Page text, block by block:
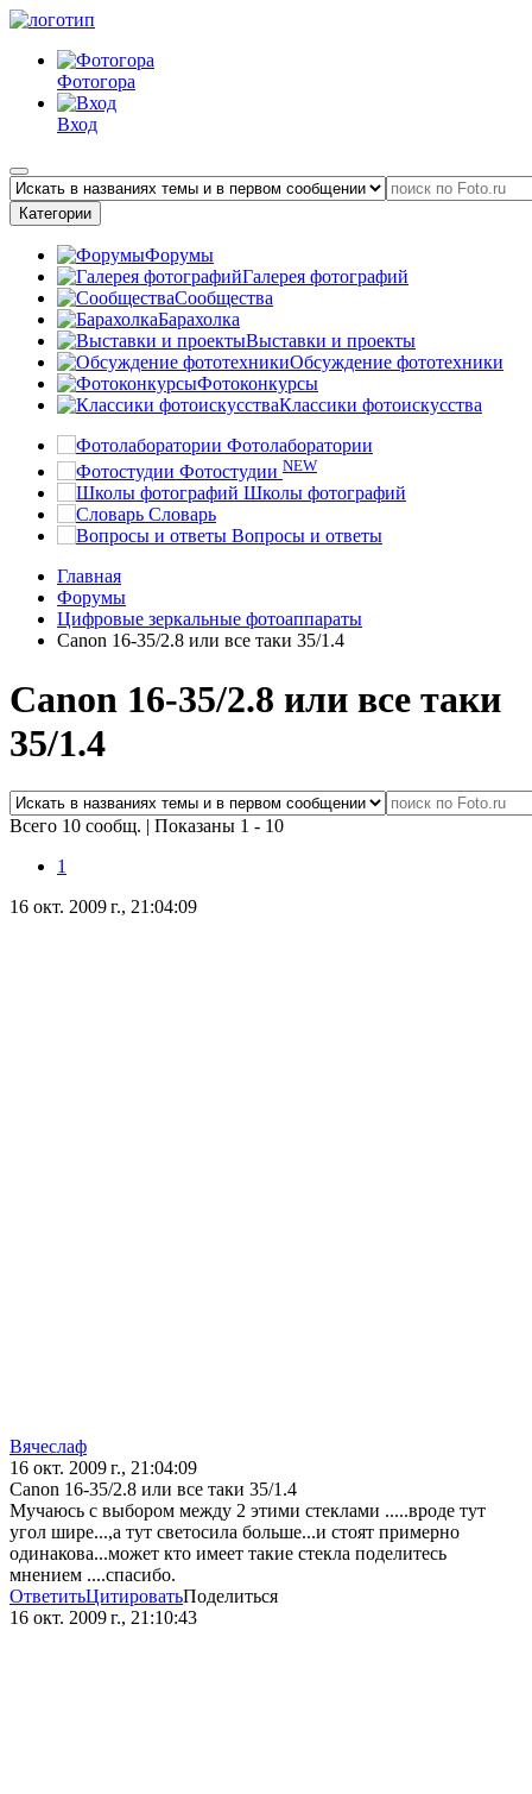
Фотогора
Вход
Категории
Форумы
Галерея фотографий
Сообщества
Барахолка
Выставки и проекты
Обсуждение фототехники
Фотоконкурсы
Классики фотоискусства
Фотолаборатории
Фотостудии NEW
Школы фотографий
Словарь
Вопросы и ответы
Главная
Форумы
Цифровые зеркальные фотоаппараты
Canon 16-35/2.8 или все таки 35/1.4
Canon 16-35/2.8 или все таки
35/1.4
Всего 10 сообщ. | Показаны 1 - 10
1
16 окт. 2009 г., 21:04:09
Вячеслаф
16 окт. 2009 г., 21:04:09
Canon 16-35/2.8 или все таки 35/1.4
Мучаюсь с выбором между 2 этими стеклами .....вроде тут
угол шире...,а тут светосила больше...и стоят примерно
одинакова...может кто имеет такие стекла поделитесь
мнением ....спасибо.
ОтветитьЦитироватьПоделиться
16 окт. 2009 г., 21:10:43